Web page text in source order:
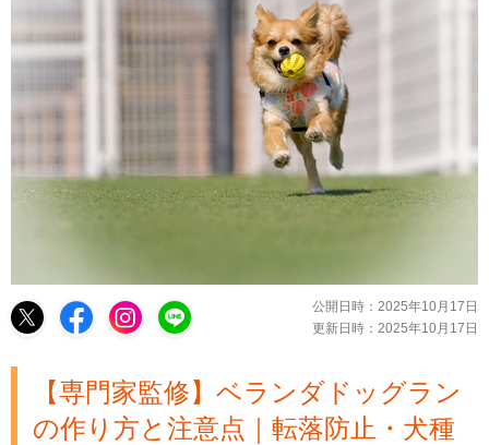
公開日時： 2025年10月17日
更新日時： 2025年10月17日
【専門家監修】ベランダドッグラン
の作り方と注意点｜転落防止・犬種